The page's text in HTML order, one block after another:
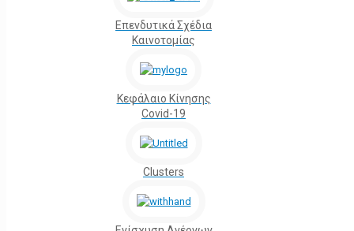
Επενδυτικά Σχέδια
Καινοτομίας
Κεφάλαιο Κίνησης
Covid-19
Clusters